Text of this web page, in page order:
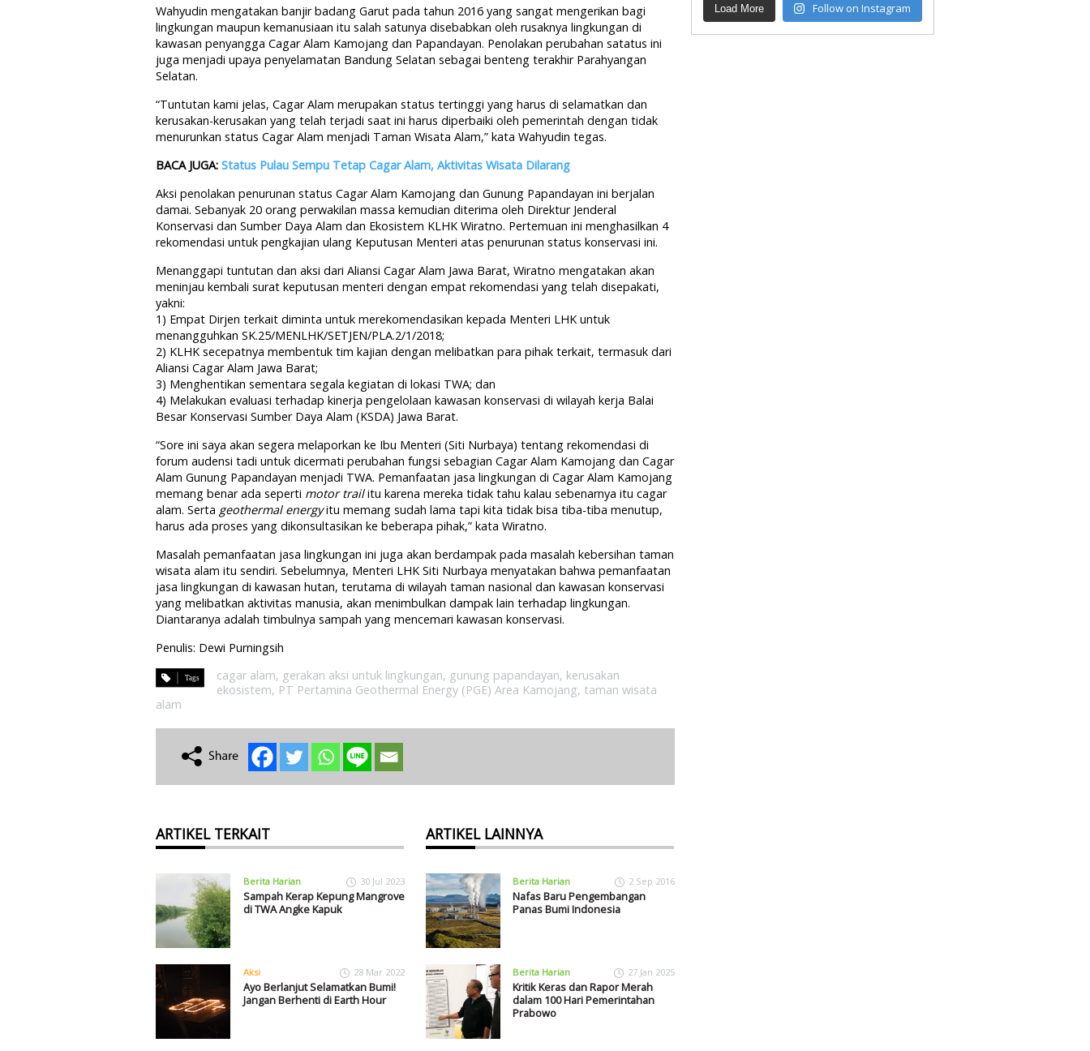
Wahyudin mengatakan banjir badang Garut pada tahun 2016 yang sangat mengerikan bagi
lingkungan maupun kemanusiaan itu salah satunya disebabkan oleh rusaknya lingkungan di
kawasan penyangga Cagar Alam Kamojang dan Papandayan. Penolakan perubahan satatus ini
juga menjadi upaya penyelamatan Bandung Selatan sebagai benteng terakhir Parahyangan
Selatan.
“Tuntutan kami jelas, Cagar Alam merupakan status tertinggi yang harus di selamatkan dan
kerusakan-kerusakan yang telah terjadi saat ini harus diperbaiki oleh pemerintah dengan tidak
menurunkan status Cagar Alam menjadi Taman Wisata Alam,” kata Wahyudin tegas.
BACA JUGA: Status Pulau Sempu Tetap Cagar Alam, Aktivitas Wisata Dilarang
Aksi penolakan penurunan status Cagar Alam Kamojang dan Gunung Papandayan ini berjalan
damai. Sebanyak 20 orang perwakilan massa kemudian diterima oleh Direktur Jenderal
Konservasi dan Sumber Daya Alam dan Ekosistem KLHK Wiratno. Pertemuan ini menghasilkan 4
rekomendasi untuk pengkajian ulang Keputusan Menteri atas penurunan status konservasi ini.
Menanggapi tuntutan dan aksi dari Aliansi Cagar Alam Jawa Barat, Wiratno mengatakan akan
meninjau kembali surat keputusan menteri dengan empat rekomendasi yang telah disepakati,
yakni:
1) Empat Dirjen terkait diminta untuk merekomendasikan kepada Menteri LHK untuk
menangguhkan SK.25/MENLHK/SETJEN/PLA.2/1/2018;
2) KLHK secepatnya membentuk tim kajian dengan melibatkan para pihak terkait, termasuk dari
Aliansi Cagar Alam Jawa Barat;
3) Menghentikan sementara segala kegiatan di lokasi TWA; dan
4) Melakukan evaluasi terhadap kinerja pengelolaan kawasan konservasi di wilayah kerja Balai
Besar Konservasi Sumber Daya Alam (KSDA) Jawa Barat.
“Sore ini saya akan segera melaporkan ke Ibu Menteri (Siti Nurbaya) tentang rekomendasi di
forum audensi tadi untuk dicermati perubahan fungsi sebagian Cagar Alam Kamojang dan Cagar
Alam Gunung Papandayan menjadi TWA. Pemanfaatan jasa lingkungan di Cagar Alam Kamojang
memang benar ada seperti motor trailitu karena mereka tidak tahu kalau sebenarnya itu cagar
alam. Serta geothermal energyitu memang sudah lama tapi kita tidak bisa tiba-tiba menutup,
harus ada proses yang dikonsultasikan ke beberapa pihak,” kata Wiratno.
Masalah pemanfaatan jasa lingkungan ini juga akan berdampak pada masalah kebersihan taman
wisata alam itu sendiri. Sebelumnya, Menteri LHK Siti Nurbaya menyatakan bahwa pemanfaatan
jasa lingkungan di kawasan hutan, terutama di wilayah taman nasional dan kawasan konservasi
yang melibatkan aktivitas manusia, akan menimbulkan dampak lain terhadap lingkungan.
Diantaranya adalah timbulnya sampah yang mencemari kawasan konservasi.
Penulis: Dewi Purningsih
cagar alam, gerakan aksi untuk lingkungan, gunung papandayan, kerusakan
ekosistem, PT Pertamina Geothermal Energy (PGE) Area Kamojang, taman wisata
alam
ARTIKEL TERKAIT
Berita Harian 30 Jul 2023
Sampah Kerap Kepung Mangrove
di TWA Angke Kapuk
Aksi 28 Mar 2022
Ayo Berlanjut Selamatkan Bumi!
Jangan Berhenti di Earth Hour
ARTIKEL LAINNYA
Berita Harian 2 Sep 2016
Nafas Baru Pengembangan
Panas Bumi Indonesia
Berita Harian 27 Jan 2025
Kritik Keras dan Rapor Merah
dalam 100 Hari Pemerintahan
Prabowo
Load More Follow on Instagram